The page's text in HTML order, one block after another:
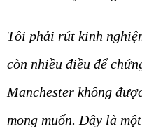
Tôi phải rút kinh
còn nhiều điều để
Manchester không
mong muốn. Đây là